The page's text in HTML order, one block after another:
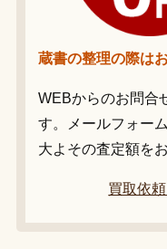
蔵書の整理の際は
WEBからのお問合
す。メールフォー
大よその査定額を
買取依